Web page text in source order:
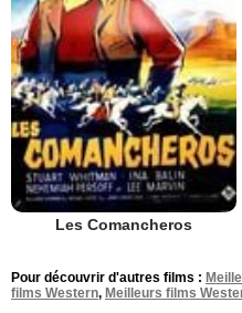
Les Comancheros
Pour découvrir d'autres films :
films Western, Meilleurs films